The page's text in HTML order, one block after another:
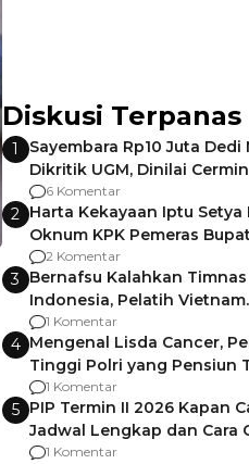
Diskusi Terpanas
1
Sayembara Rp10 Juta Dedi
Dikritik UGM, Dinilai Cermin
Gagalnya Negara Jamin
6 Komentar
2 Harta Kekayaan Iptu Setya
Oknum KPK Pemeras
Pemalang
2 Komentar
3 Bernafsu Kalahkan Timnas
Indonesia, Pelatih Vietnam
Berencana Pakai Jimat di
1 Komentar
4 Mengenal Lisda Cancer,
Tinggi Polri yang Pensiun
Usai Jadi Brigjen
1 Komentar
5 PIP Termin II 2026 Kapan
Jadwal Lengkap dan Cara
agar Dana Tidak Hangus!
1 Komentar